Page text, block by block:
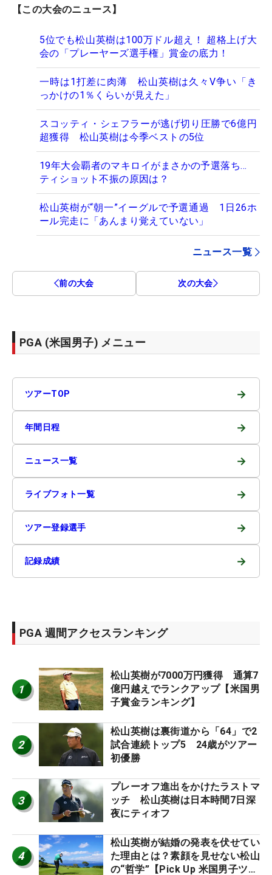
【この大会のニュース】
5位でも松山英樹は100万ドル超え！ 超格上げ大
会の「プレーヤーズ選手権」賞金の底力！
一時は1打差に肉薄 松山英樹は久々V争い「き
っかけの1％くらいが見えた」
スコッティ・シェフラーが逃げ切り圧勝で6億円
超獲得 松山英樹は今季ベストの5位
19年大会覇者のマキロイがまさかの予選落ち…
ティショット不振の原因は？
松山英樹が“朝一”イーグルで予選通過 1日26ホ
ール完走に「あんまり覚えていない」
ニュース一覧
前の大会 次の大会
PGA (米国男子) メニュー
ツアーTOP →
年間日程 →
ニュース一覧 →
ライブフォト一覧 →
ツアー登録選手 →
記録成績 →
PGA 週間アクセスランキング
1
松山英樹が7000万円獲得 通算7
億円越えでランクアップ【米国男
子賞金ランキング】
2
松山英樹は裏街道から「64」で2
試合連続トップ5 24歳がツアー
初優勝
3
プレーオフ進出をかけたラストマ
ッチ 松山英樹は日本時間7日深
夜にティオフ
4
松山英樹が結婚の発表を伏せてい
た理由とは？素顔を見せない松山
の“哲学”【Pick Up 米国男子ツア